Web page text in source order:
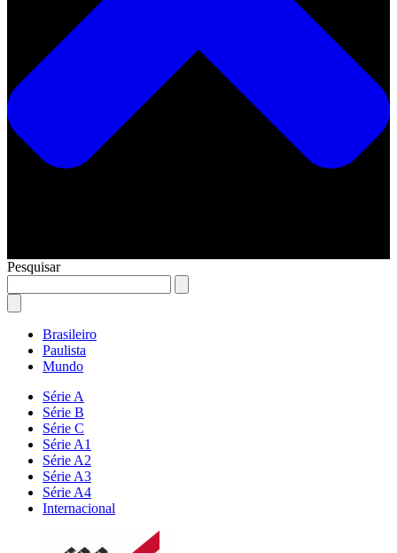
Pesquisar
Brasileiro
Paulista
Mundo
Série A
Série B
Série C
Série A1
Série A2
Série A3
Série A4
Internacional